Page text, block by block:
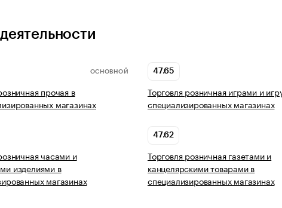
ОСНОВНОЙ
прочая в
магазинах
47.65
Торговля розничная играми и
специализированных магазинах
часами и
изделиями в
магазинах
47.62
Торговля розничная газетами и
канцелярскими товарами в
специализированных магазинах